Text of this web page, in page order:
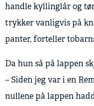
handle kyllinglår og
trykker vanligvis på
panter, forteller
Da hun så på lappen
– Siden jeg var i en
nullene på lappen